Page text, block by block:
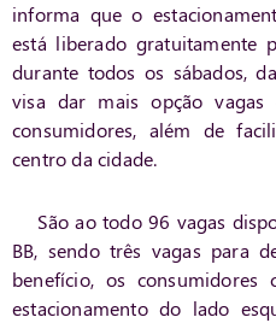
informa que o
está liberado gratuitamente
durante todos os sábados,
visa dar mais opção vagas
consumidores, além de
centro da cidade.
São ao todo 96 vagas
BB, sendo três vagas para
benefício, os
estacionamento do lado